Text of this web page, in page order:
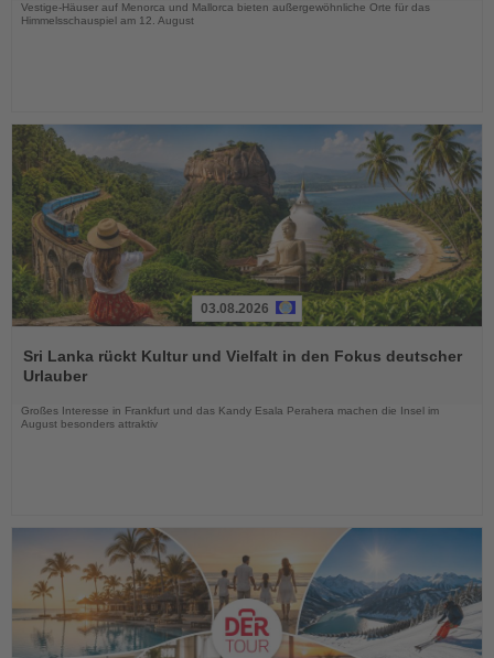
Vestige-Häuser auf Menorca und Mallorca bieten außergewöhnliche Orte für das
Himmelsschauspiel am 12. August
Sie
die
03.08.2026
Sri Lanka rückt Kultur und Vielfalt in den Fokus deutscher
Urlauber
Großes Interesse in Frankfurt und das Kandy Esala Perahera machen die Insel im
August besonders attraktiv